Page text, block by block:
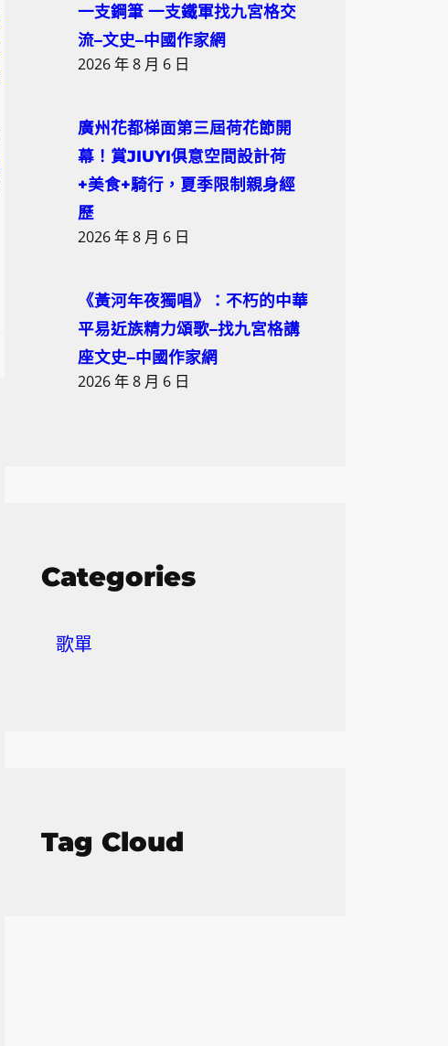
一支鋼筆 一支鐵軍找九宮格交
流–文史–中國作家網
2026 年 8 月 6 日
廣州花都梯面第三屆荷花節開
幕！賞JIUYI俱意空間設計荷
+美食+騎行，夏季限制親身經
歷
2026 年 8 月 6 日
《黃河年夜獨唱》：不朽的中華
平易近族精力頌歌–找九宮格講
座文史–中國作家網
2026 年 8 月 6 日
Categories
歌單
Tag Cloud